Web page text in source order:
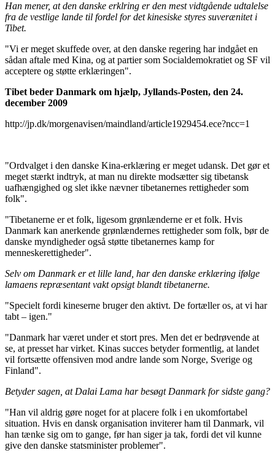
Han mener, at den danske erklring er den mest vidtgående udtalelse
fra de vestlige lande til fordel for det kinesiske styres suverænitet i
Tibet.
"Vi er meget skuffede over, at den danske regering har indgået en
sådan aftale med Kina, og at partier som Socialdemokratiet og SF vil
acceptere og støtte erklæringen".
Tibet beder Danmark om hjælp, Jyllands-Posten, den 24.
december 2009
http://jp.dk/morgenavisen/maindland/article1929454.ece?ncc=1
"Ordvalget i den danske Kina-erklæring er meget udansk. Det gør et
meget stærkt indtryk, at man nu direkte modsætter sig tibetansk
uafhængighed og slet ikke nævner tibetanernes rettigheder som
folk".
"Tibetanerne er et folk, ligesom grønlænderne er et folk. Hvis
Danmark kan anerkende grønlændernes rettigheder som folk, bør de
danske myndigheder også støtte tibetanernes kamp for
menneskerettigheder".
Selv om Danmark er et lille land, har den danske erklæring ifølge
lamaens repræsentant vakt opsigt blandt tibetanerne.
"Specielt fordi kineserne bruger den aktivt. De fortæller os, at vi har
tabt – igen."
"Danmark har været under et stort pres. Men det er bedrøvende at
se, at presset har virket. Kinas succes betyder formentlig, at landet
vil fortsætte offensiven mod andre lande som Norge, Sverige og
Finland".
Betyder sagen, at Dalai Lama har besøgt Danmark for sidste gang?
"Han vil aldrig gøre noget for at placere folk i en ukomfortabel
situation. Hvis en dansk organisation inviterer ham til Danmark, vil
han tænke sig om to gange, før han siger ja tak, fordi det vil kunne
give den danske statsminister problemer".